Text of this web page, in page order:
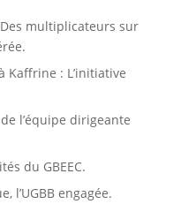
multiplicateurs sur
Kaffrine : L’initiative
l’équipe dirigeante
du GBEEC.
l’UGBB engagée.